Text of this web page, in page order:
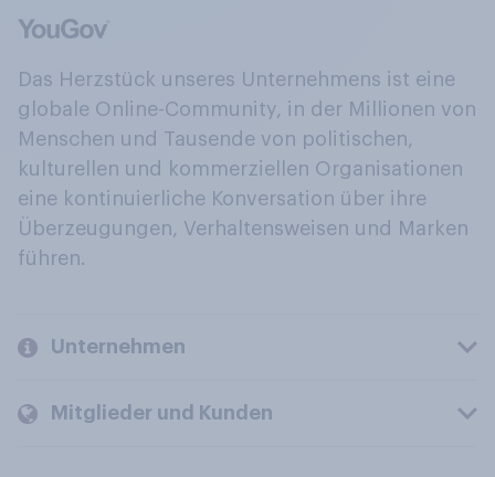
Das Herzstück unseres Unternehmens ist eine
globale Online-Community, in der Millionen von
Menschen und Tausende von politischen,
kulturellen und kommerziellen Organisationen
eine kontinuierliche Konversation über ihre
Überzeugungen, Verhaltensweisen und Marken
führen.
Unternehmen
Mitglieder und Kunden